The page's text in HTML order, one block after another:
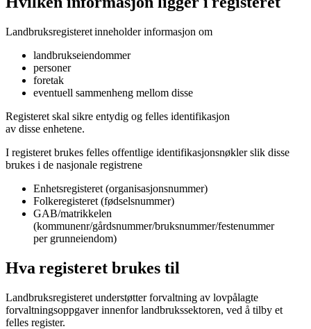
Landbruksregisteret inneholder informasjon om
landbrukseiendommer
personer
foretak
eventuell sammenheng mellom disse
Registeret skal sikre entydig og felles identifikasjon
av disse enhetene.
I registeret brukes felles offentlige identifikasjonsnøkler slik disse
brukes i de nasjonale registrene
Enhetsregisteret (organisasjonsnummer)
Folkeregisteret (fødselsnummer)
GAB/matrikkelen
(kommunenr/gårdsnummer/bruksnummer/festenummer
per grunneiendom)
Hva registeret brukes til
Landbruksregisteret understøtter forvaltning av lovpålagte
forvaltningsoppgaver innenfor landbrukssektoren, ved å tilby et
felles register.